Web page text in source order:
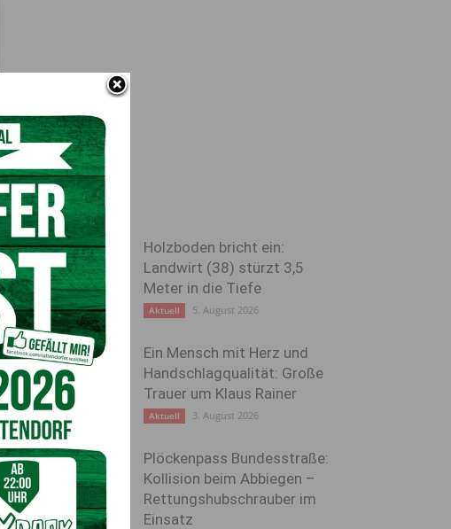
Holzboden bricht ein:
Landwirt (38) stürzt 3,5
Meter in die Tiefe
Aktuell 5. August 2026
Ein Mensch mit Herz und
Handschlagqualität: Große
Trauer um Klaus Rainer
Aktuell 3. August 2026
Plöckenpass Bundesstraße:
Kollision beim Abbiegen –
Rettungshubschrauber im
Einsatz